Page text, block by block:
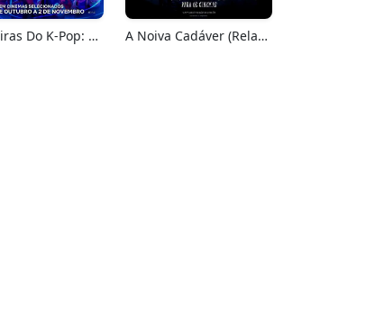
Guerreiras Do K-Pop: Para Cantar Junto A Noiva Cadáver (Relançamento)